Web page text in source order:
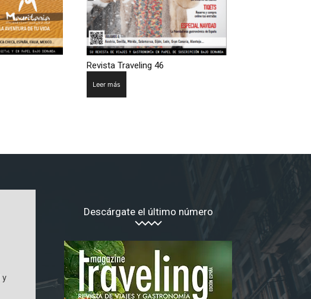
Revista Traveling 46
Leer más
Descárgate el último número